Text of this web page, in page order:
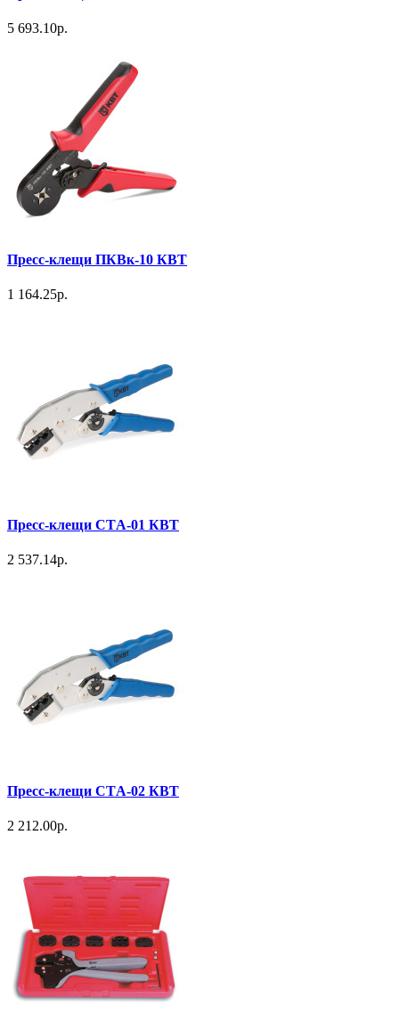
5 693.10р.
Пресс-клещи ПКВк-10 КВТ
1 164.25р.
Пресс-клещи СТA-01 КВТ
2 537.14р.
Пресс-клещи СТA-02 КВТ
2 212.00р.